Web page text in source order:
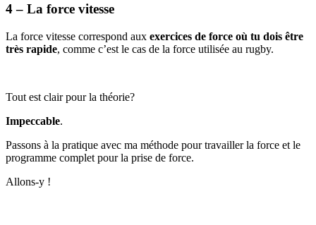
4 – La force vitesse
La force vitesse correspond aux exercices de force où tu dois être
très rapide, comme c’est le cas de la force utilisée au rugby.
Tout est clair pour la théorie?
Impeccable.
Passons à la pratique avec ma méthode pour travailler la force et le
programme complet pour la prise de force.
Allons-y !